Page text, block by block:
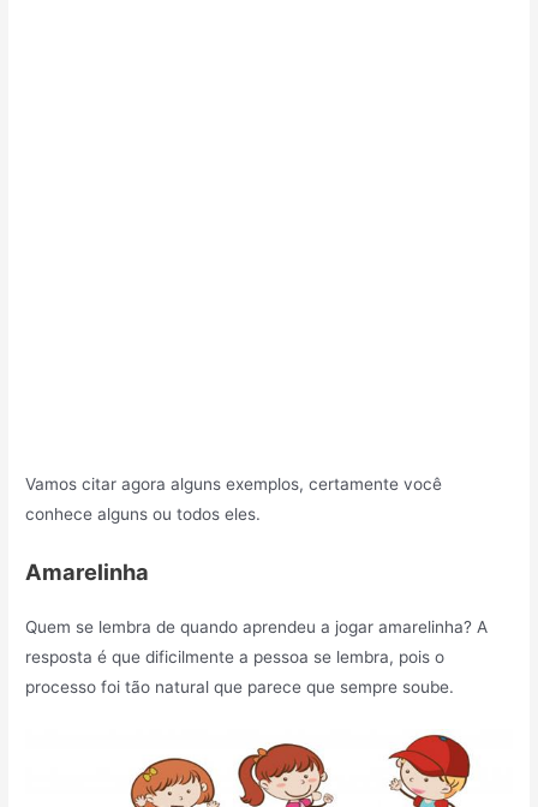
Vamos citar agora alguns exemplos, certamente você
conhece alguns ou todos eles.
Amarelinha
Quem se lembra de quando aprendeu a jogar amarelinha? A
resposta é que dificilmente a pessoa se lembra, pois o
processo foi tão natural que parece que sempre soube.